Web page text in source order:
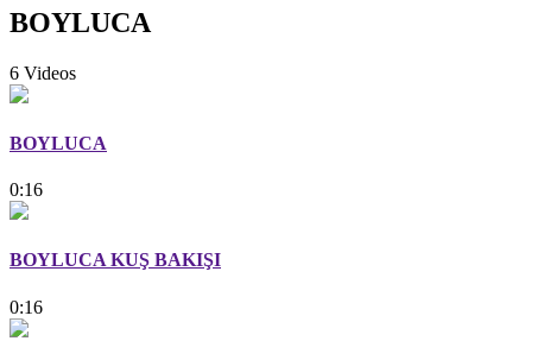
BOYLUCA
6 Videos
BOYLUCA
0:16
BOYLUCA KUŞ BAKIŞI
0:16